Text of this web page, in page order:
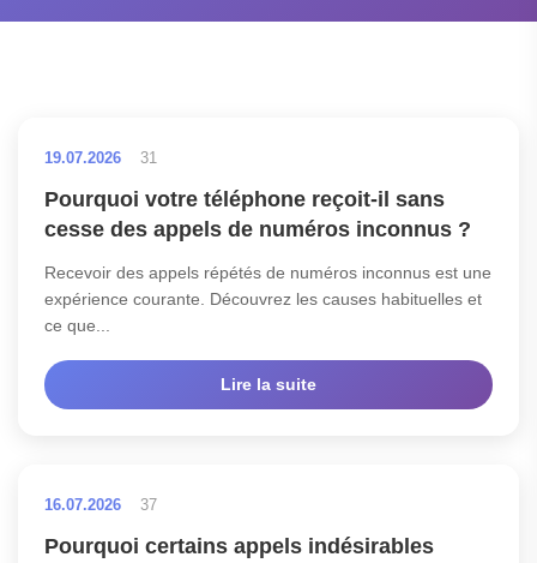
19.07.2026 31
Pourquoi votre téléphone reçoit-il sans
cesse des appels de numéros inconnus ?
Recevoir des appels répétés de numéros inconnus est une
expérience courante. Découvrez les causes habituelles et
ce que...
Lire la suite
16.07.2026 37
Pourquoi certains appels indésirables